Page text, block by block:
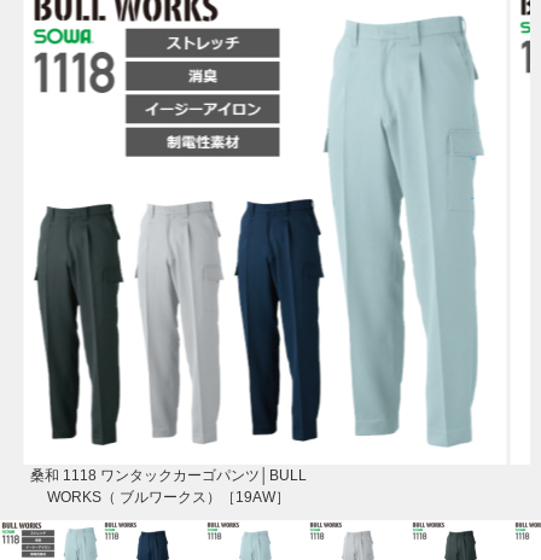
桑和 1118 ワンタックカーゴパンツ│BULL
WORKS（ ブルワークス）［19AW］